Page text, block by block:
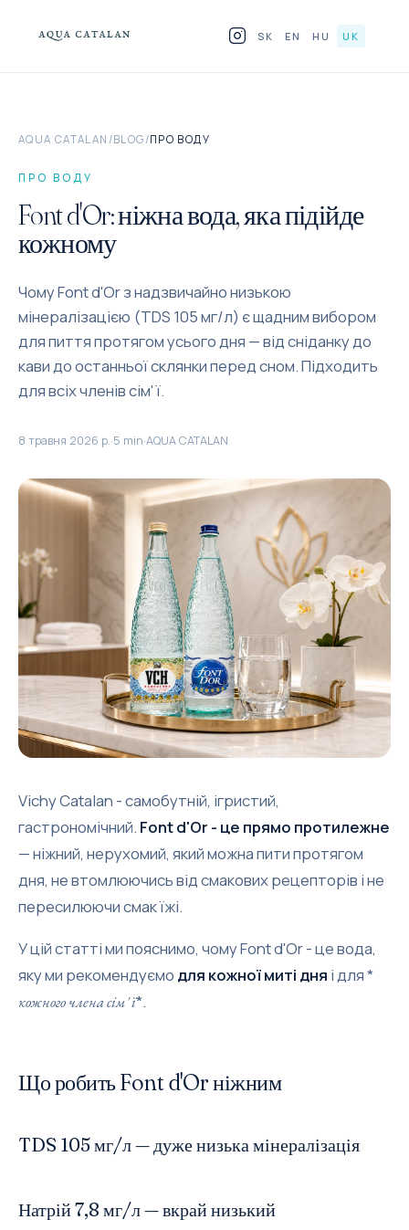
SK EN HU UK
ЧОМУ СКЛО
BLOG
ДЕ ЗНАЙТИ
КОНТАКТ
AQUA CATALAN /BLOG /ПРО ВОДУ
ПРО ВОДУ
Font d'Or: ніжна вода, яка підійде
кожному
Чому Font d'Or з надзвичайно низькою
мінералізацією (TDS 105 мг/л) є щадним вибором
для пиття протягом усього дня — від сніданку до
кави до останньої склянки перед сном. Підходить
для всіх членів сім' ї.
8 травня 2026 р.·5 min·AQUA CATALAN
Vichy Catalan - самобутній, ігристий,
гастрономічний. Font d'Or - це прямо протилежне
— ніжний, нерухомий, який можна пити протягом
дня, не втомлюючись від смакових рецепторів і не
пересилюючи смак їжі.
У цій статті ми пояснимо, чому Font d'Or - це вода,
яку ми рекомендуємо для кожної миті дня і для *
кожного члена сім' ї*.
Що робить Font d'Or ніжним
TDS 105 мг/л — дуже низька мінералізація
Натрій 7,8 мг/л — вкрай низький